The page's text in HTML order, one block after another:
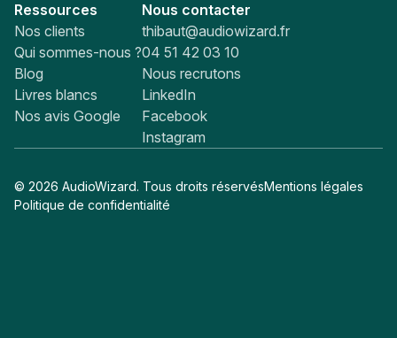
Ressources
Nos clients
Qui sommes-nous ?
Blog
Livres blancs
Nos avis Google
Nous contacter
thibaut@audiowizard.fr
04 51 42 03 10
Nous recrutons
LinkedIn
Facebook
Instagram
© 2026 AudioWizard. Tous droits réservésMentions légales
Politique de confidentialité